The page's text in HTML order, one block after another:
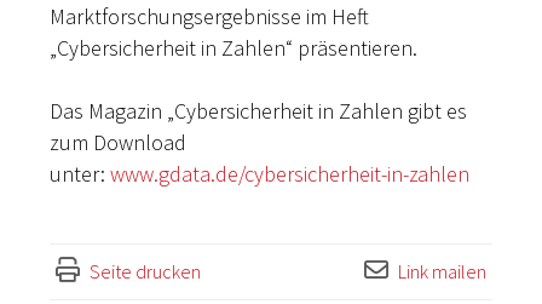
Marktforschungsergebnisse im Heft
„Cybersicherheit in Zahlen“ präsentieren.
Das Magazin „Cybersicherheit in Zahlen gibt es
zum Download
unter: www.gdata.de/cybersicherheit-in-zahlen
Seite drucken Link mailen